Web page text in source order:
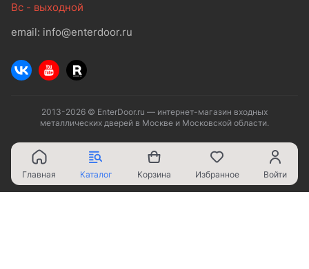
Вс - выходной
email: info@enterdoor.ru
2013-2026 © EnterDoor.ru — интернет-магазин входных
металлических дверей в Москве и Московской области.
Главная Каталог Корзина Избранное Войти